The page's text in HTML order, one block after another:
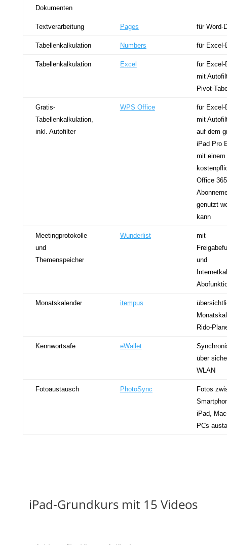
Dokumenten
Textverarbeitung Pages für Word-
Tabellenkalkulation Numbers für Excel-
Tabellenkalkulation Excel
für Excel-
mit
Pivot-
Gratis-
Tabellenkalkulation,
inkl. Autofilter
WPS Office
für Excel-
mit
auf dem
iPad Pro
mit einem
Office
genutzt
kann
Meetingprotokolle
und
Themenspeicher
Wunderlist
mit
und
Monatskalender itempus
Rido-
Kennwortsafe eWallet
über
WLAN
Fotoaustausch PhotoSync
Fotos
iPad,
PCs
iPad-Grundkurs mit 15 Videos